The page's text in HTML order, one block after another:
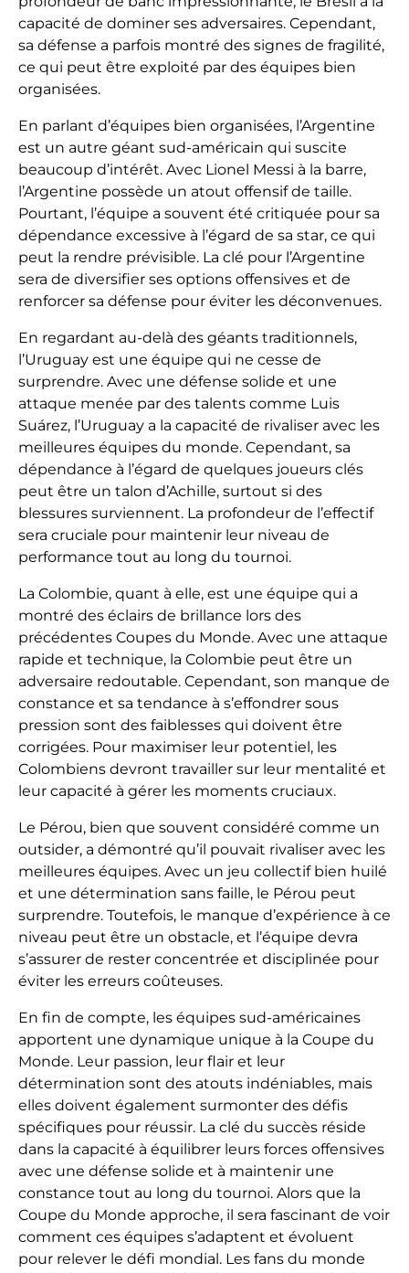
capacité de dominer ses adversaires. Cependant,
sa défense a parfois montré des signes de fragilité,
ce qui peut être exploité par des équipes bien
organisées.
En parlant d’équipes bien organisées, l’Argentine
est un autre géant sud-américain qui suscite
beaucoup d’intérêt. Avec Lionel Messi à la barre,
l’Argentine possède un atout offensif de taille.
Pourtant, l’équipe a souvent été critiquée pour sa
dépendance excessive à l’égard de sa star, ce qui
peut la rendre prévisible. La clé pour l’Argentine
sera de diversifier ses options offensives et de
renforcer sa défense pour éviter les déconvenues.
En regardant au-delà des géants traditionnels,
l’Uruguay est une équipe qui ne cesse de
surprendre. Avec une défense solide et une
attaque menée par des talents comme Luis
Suárez, l’Uruguay a la capacité de rivaliser avec les
meilleures équipes du monde. Cependant, sa
dépendance à l’égard de quelques joueurs clés
peut être un talon d’Achille, surtout si des
blessures surviennent. La profondeur de l’effectif
sera cruciale pour maintenir leur niveau de
performance tout au long du tournoi.
La Colombie, quant à elle, est une équipe qui a
montré des éclairs de brillance lors des
précédentes Coupes du Monde. Avec une attaque
rapide et technique, la Colombie peut être un
adversaire redoutable. Cependant, son manque de
constance et sa tendance à s’effondrer sous
pression sont des faiblesses qui doivent être
corrigées. Pour maximiser leur potentiel, les
Colombiens devront travailler sur leur mentalité et
leur capacité à gérer les moments cruciaux.
Le Pérou, bien que souvent considéré comme un
outsider, a démontré qu’il pouvait rivaliser avec les
meilleures équipes. Avec un jeu collectif bien huilé
et une détermination sans faille, le Pérou peut
surprendre. Toutefois, le manque d’expérience à ce
niveau peut être un obstacle, et l’équipe devra
s’assurer de rester concentrée et disciplinée pour
éviter les erreurs coûteuses.
En fin de compte, les équipes sud-américaines
apportent une dynamique unique à la Coupe du
Monde. Leur passion, leur flair et leur
détermination sont des atouts indéniables, mais
elles doivent également surmonter des défis
spécifiques pour réussir. La clé du succès réside
dans la capacité à équilibrer leurs forces offensives
avec une défense solide et à maintenir une
constance tout au long du tournoi. Alors que la
Coupe du Monde approche, il sera fascinant de voir
comment ces équipes s’adaptent et évoluent
pour relever le défi mondial. Les fans du monde